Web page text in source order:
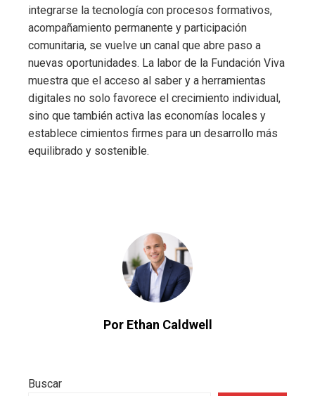
integrarse la tecnología con procesos formativos,
acompañamiento permanente y participación
comunitaria, se vuelve un canal que abre paso a
nuevas oportunidades. La labor de la Fundación Viva
muestra que el acceso al saber y a herramientas
digitales no solo favorece el crecimiento individual,
sino que también activa las economías locales y
establece cimientos firmes para un desarrollo más
equilibrado y sostenible.
Por Ethan Caldwell
Buscar